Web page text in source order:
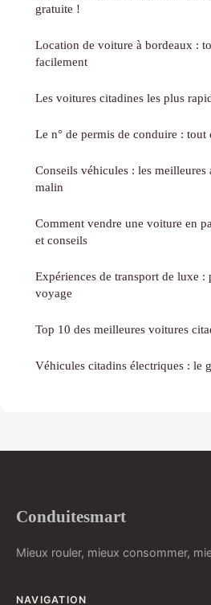
gratuite !
Location de voiture à bordeaux :
facilement
Les voitures citadines les plus
Le n° de permis de conduire :
Conseils véhicules : les meilleures
malin
Comment vendre une voiture en
et conseils
Expériences de transport de luxe :
voyage
Top 10 des meilleures voitures
Véhicules citadins électriques : le
Conduitesmart
Mieux rouler, mieux consommer,
NAVIGATION